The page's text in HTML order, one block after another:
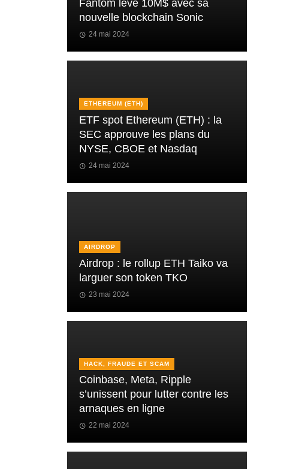
Fantom lève 10M$ avec sa
nouvelle blockchain Sonic
24 mai 2024
ETHEREUM (ETH)
ETF spot Ethereum (ETH) : la
SEC approuve les plans du
NYSE, CBOE et Nasdaq
24 mai 2024
AIRDROP
Airdrop : le rollup ETH Taiko va
larguer son token TKO
23 mai 2024
HACK, FRAUDE ET SCAM
Coinbase, Meta, Ripple
s’unissent pour lutter contre les
arnaques en ligne
22 mai 2024